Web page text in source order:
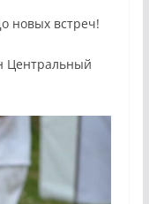
новых встреч!
Центральный